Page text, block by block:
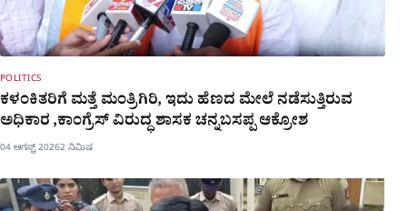
POLITICS
ಕಳಂಕಿತರಿಗೆ ಮತ್ತೆ ಮಂತ್ರಿಗಿರಿ, ಇದು ಹೆಣದ ಮೇಲೆ ನಡೆಸುತ್ತಿರುವ
ಅಧಿಕಾರ ,ಕಾಂಗ್ರೆಸ್ ವಿರುದ್ಧ ಶಾಸಕ ಚನ್ನಬಸಪ್ಪ ಆಕ್ರೋಶ
04 ಆಗಸ್ಟ್ 20262 ನಿಮಿಷ